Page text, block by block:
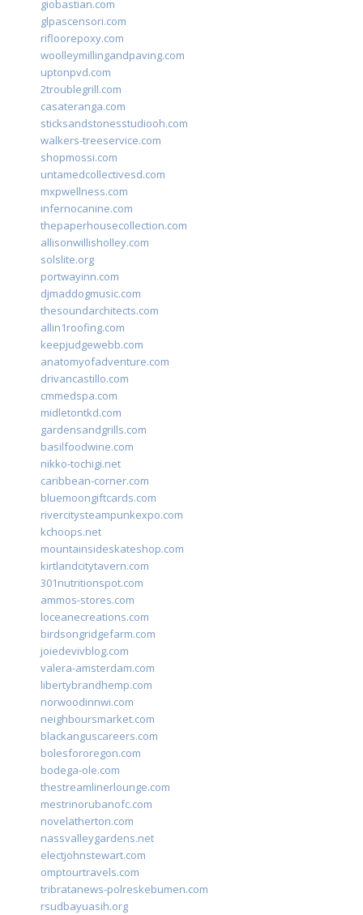
giobastian.com
glpascensori.com
rifloorepoxy.com
woolleymillingandpaving.com
uptonpvd.com
2troublegrill.com
casateranga.com
sticksandstonesstudiooh.com
walkers-treeservice.com
shopmossi.com
untamedcollectivesd.com
mxpwellness.com
infernocanine.com
thepaperhousecollection.com
allisonwillisholley.com
solslite.org
portwayinn.com
djmaddogmusic.com
thesoundarchitects.com
allin1roofing.com
keepjudgewebb.com
anatomyofadventure.com
drivancastillo.com
cmmedspa.com
midletontkd.com
gardensandgrills.com
basilfoodwine.com
nikko-tochigi.net
caribbean-corner.com
bluemoongiftcards.com
rivercitysteampunkexpo.com
kchoops.net
mountainsideskateshop.com
kirtlandcitytavern.com
301nutritionspot.com
ammos-stores.com
loceanecreations.com
birdsongridgefarm.com
joiedevivblog.com
valera-amsterdam.com
libertybrandhemp.com
norwoodinnwi.com
neighboursmarket.com
blackanguscareers.com
bolesfororegon.com
bodega-ole.com
thestreamlinerlounge.com
mestrinorubanofc.com
novelatherton.com
nassvalleygardens.net
electjohnstewart.com
omptourtravels.com
tribratanews-polreskebumen.com
rsudbayuasih.org